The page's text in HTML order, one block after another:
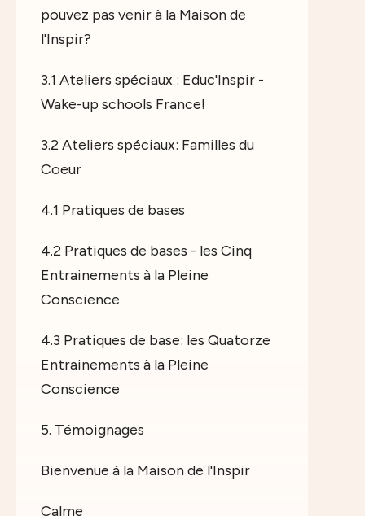
pouvez pas venir à la Maison de
l'Inspir?
3.1 Ateliers spéciaux : Educ'Inspir -
Wake-up schools France!
3.2 Ateliers spéciaux: Familles du
Coeur
4.1 Pratiques de bases
4.2 Pratiques de bases - les Cinq
Entrainements à la Pleine
Conscience
4.3 Pratiques de base: les Quatorze
Entrainements à la Pleine
Conscience
5. Témoignages
Bienvenue à la Maison de l'Inspir
Calme